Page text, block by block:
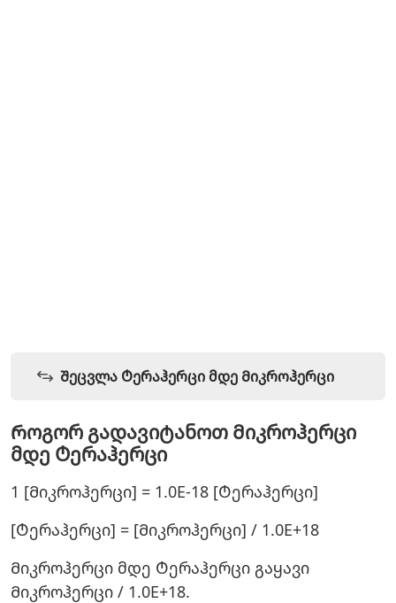
Შეცვლა Ტერაჰერცი მდე Მიკროჰერცი
Როგორ გადავიტანოთ Მიკროჰერცი
მდე Ტერაჰერცი
1 [Მიკროჰერცი] = 1.0E-18 [Ტერაჰერცი]
[Ტერაჰერცი] = [Მიკროჰერცი] / 1.0E+18
Მიკროჰერცი მდე Ტერაჰერცი გაყავი
Მიკროჰერცი / 1.0E+18.